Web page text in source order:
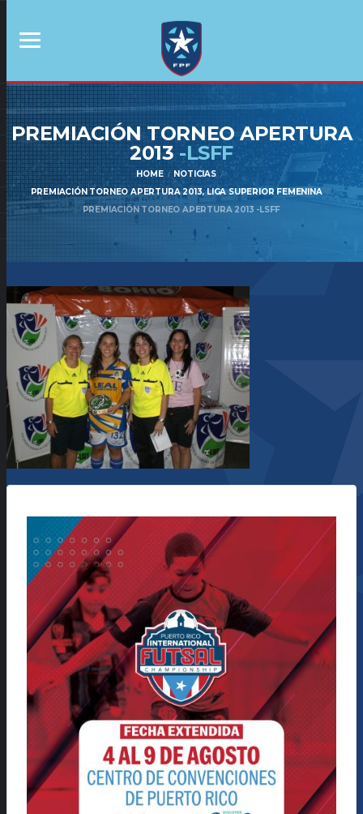
PREMIACIÓN TORNEO APERTURA
2013-LSFF
HOME
NOTICIAS
PREMIACIÓN TORNEO APERTURA 2013, LIGA SUPERIOR FEMENINA
PREMIACIÓN TORNEO APERTURA 2013 -LSFF